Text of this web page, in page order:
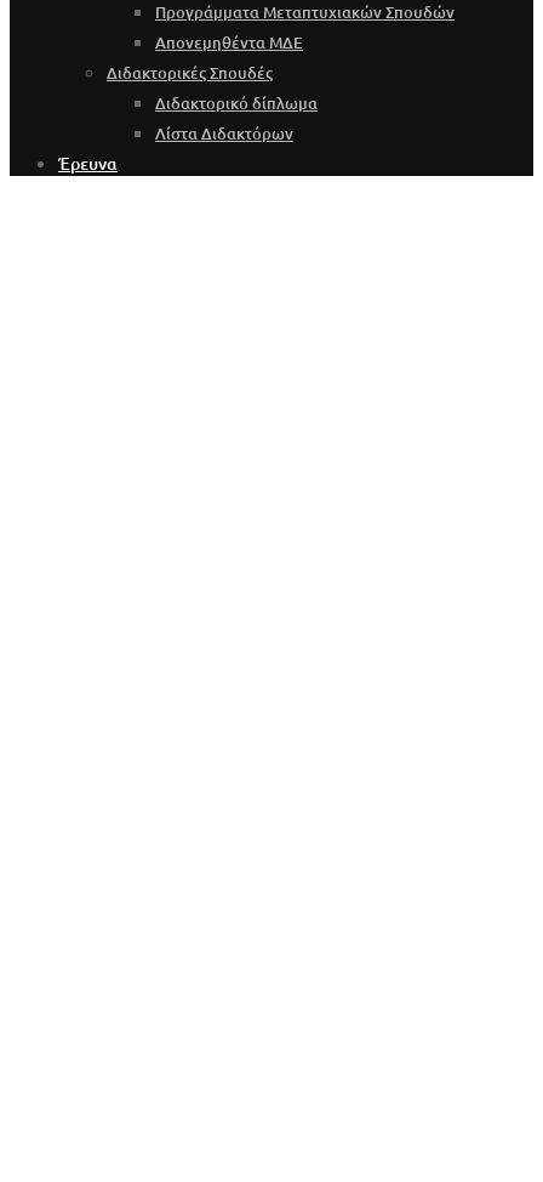
Προγράμματα Μεταπτυχιακών Σπουδών
Απονεμηθέντα ΜΔΕ
Διδακτορικές Σπουδές
Διδακτορικό δίπλωμα
Λίστα Διδακτόρων
Έρευνα